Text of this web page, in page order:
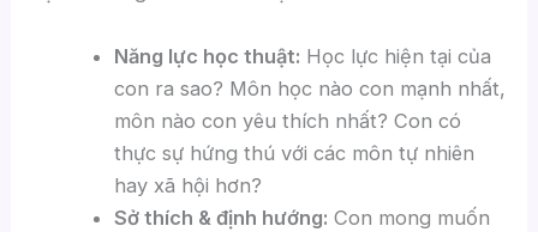
Năng lực học thuật: Học lực hiện tại của
con ra sao? Môn học nào con mạnh nhất,
môn nào con yêu thích nhất? Con có
thực sự hứng thú với các môn tự nhiên
hay xã hội hơn?
Sở thích & định hướng: Con mong muốn